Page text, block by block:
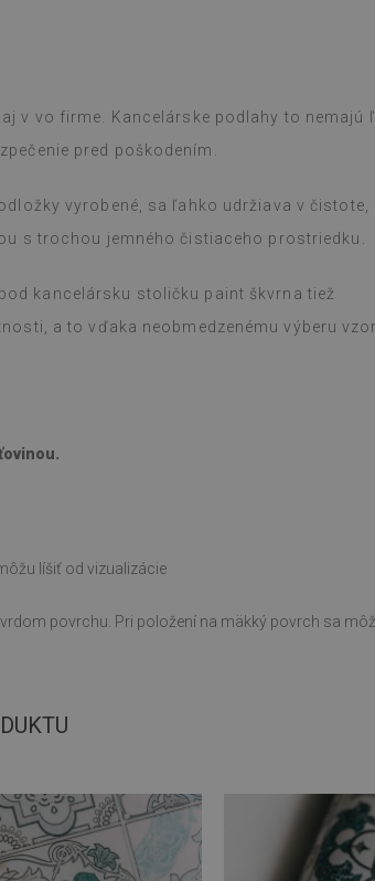
v vo firme. Kancelárske podlahy to nemajú
pred poškodením.
vyrobené, sa ľahko udržiava v čistote,
s trochou jemného čistiaceho prostriedku.
kancelársku stoličku paint škvrna tiež
a to vďaka neobmedzenému výberu
líšiť od vizualizácie
povrchu. Pri položení na mäkký povrch sa